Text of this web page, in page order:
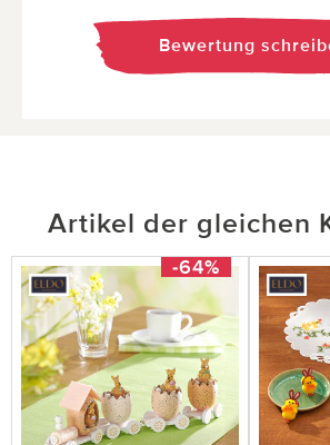
Bewertung
Artikel der gleichen
-64%